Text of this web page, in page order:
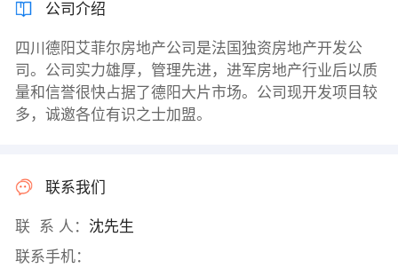
公司介绍
四川德阳艾菲尔房地产公司是法国独资房地产开发公
司。公司实力雄厚，管理先进，进军房地产行业后以质
量和信誉很快占据了德阳大片市场。公司现开发项目较
多，诚邀各位有识之士加盟。
联系我们
联 系 人： 沈先生
联系手机：